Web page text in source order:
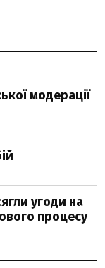
модерації
угоди на
процесу